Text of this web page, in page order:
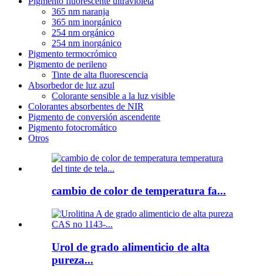
365 nm naranja
365 nm inorgánico
254 nm orgánico
254 nm inorgánico
Pigmento termocrómico
Pigmento de perileno
Tinte de alta fluorescencia
Absorbedor de luz azul
Colorante sensible a la luz visible
Colorantes absorbentes de NIR
Pigmento de conversión ascendente
Pigmento fotocromático
Otros
cambio de color de temperatura fa...
Urol de grado alimenticio de alta
pureza...